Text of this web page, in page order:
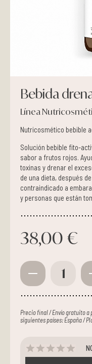
Bebida
Línea
Nutricosmético bebible
Solución bebible fito-
sabor a frutos rojos.
toxinas y drenar el
de una dieta, después
contraindicado a
y personas que están
38,00 €
1
Precio final / Envío gratuito a
siguientes países: España /
Solares
Contorno de Ojos
Serums
Mascarillas